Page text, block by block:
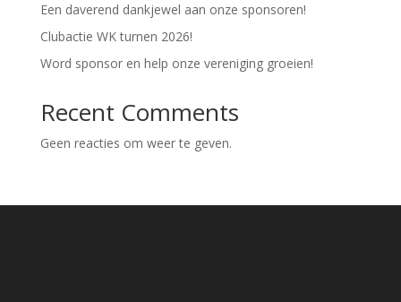
Een daverend dankjewel aan onze sponsoren!
Clubactie WK turnen 2026!
Word sponsor en help onze vereniging groeien!
Recent Comments
Geen reacties om weer te geven.